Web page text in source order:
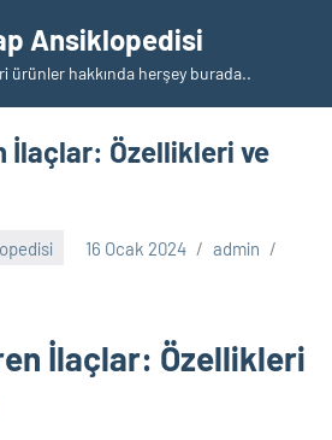
Ansiklopedisi
ürünler hakkında herşey burada..
İlaçlar: Özellikleri ve
16 Ocak 2024
admin
İlaçlar: Özellikleri